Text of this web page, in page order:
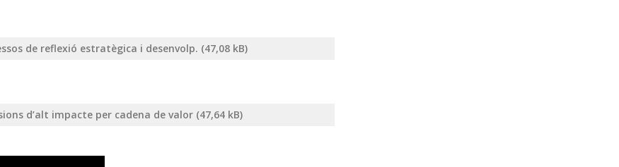
de reflexió estratègica i desenvolp.
d’alt impacte per cadena de valor